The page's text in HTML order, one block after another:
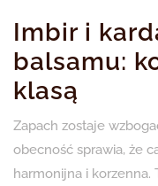
Imbir i
balsamu:
klasą
Zapach zostaje
obecność sprawia, że
harmonijna i korzenna.